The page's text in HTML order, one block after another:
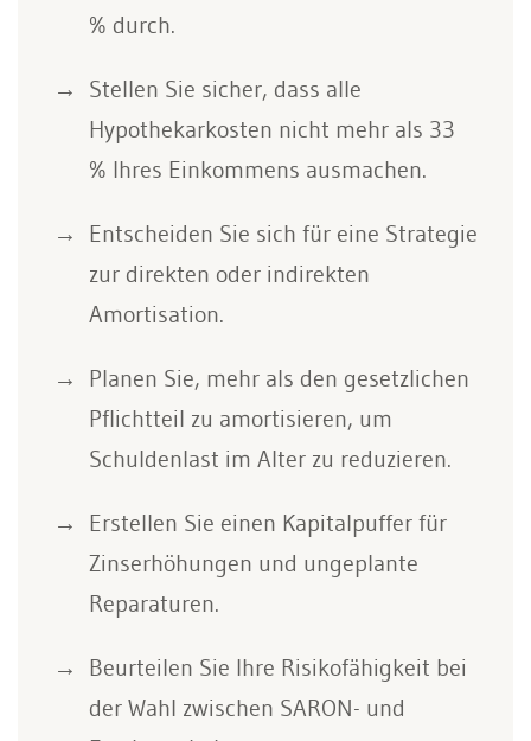
% durch.
Stellen Sie sicher, dass alle
Hypothekarkosten nicht mehr als 33
% Ihres Einkommens ausmachen.
Entscheiden Sie sich für eine Strategie
zur direkten oder indirekten
Amortisation.
Planen Sie, mehr als den gesetzlichen
Pflichtteil zu amortisieren, um
Schuldenlast im Alter zu reduzieren.
Erstellen Sie einen Kapitalpuffer für
Zinserhöhungen und ungeplante
Reparaturen.
Beurteilen Sie Ihre Risikofähigkeit bei
der Wahl zwischen SARON- und